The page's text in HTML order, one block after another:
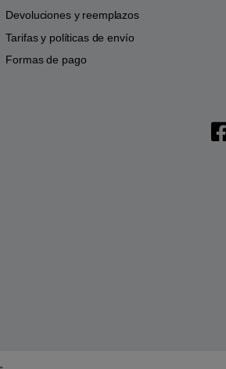
Devoluciones y reemplazos
Tarifas y políticas de envío
Formas de pago